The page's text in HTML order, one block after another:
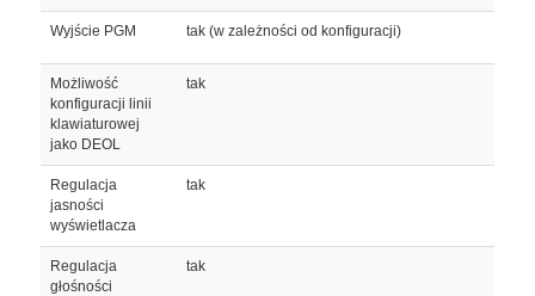
Wyjście PGM tak (w zależności od konfiguracji)
Możliwość
konfiguracji linii
klawiaturowej
jako DEOL
tak
Regulacja
jasności
wyświetlacza
tak
Regulacja
głośności
tak